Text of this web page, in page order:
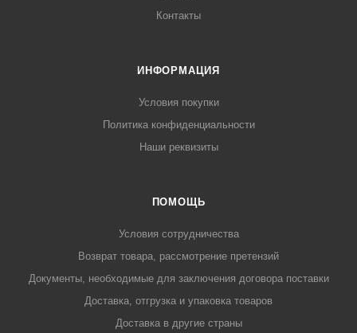
Контакты
ИНФОРМАЦИЯ
Условия покупки
Политика конфиденциальности
Наши реквизиты
ПОМОЩЬ
Условия сотрудничества
Возврат товара, рассмотрение претензий
Документы, необходимые для заключения договора поставки
Доставка, отгрузка и упаковка товаров
Доставка в другие страны